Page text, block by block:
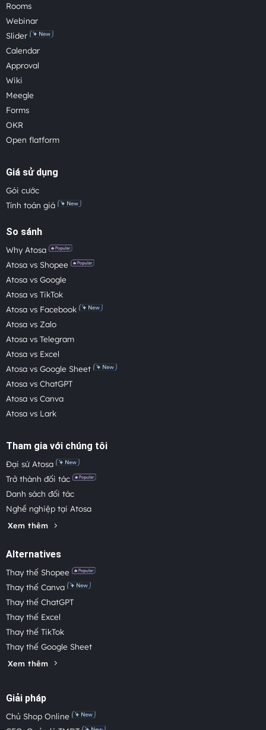
Rooms
Webinar
Slider
Calendar
Approval
Wiki
Meegle
Forms
OKR
Open flatform
Giá sử dụng
Gói cước
Tính toán giá
So sánh
Why Atosa
Atosa vs Shopee
Atosa vs Google
Atosa vs TikTok
Atosa vs Facebook
Atosa vs Zalo
Atosa vs Telegram
Atosa vs Excel
Atosa vs Google Sheet
Atosa vs ChatGPT
Atosa vs Canva
Atosa vs Lark
Tham gia với chúng tôi
Đại sứ Atosa
Trở thành đối tác
Danh sách đối tác
Nghề nghiệp tại Atosa
Xem thêm
Alternatives
Thay thế Shopee
Thay thế Canva
Thay thế ChatGPT
Thay thế Excel
Thay thế TikTok
Thay thế Google Sheet
Xem thêm
Giải pháp
Chủ Shop Online